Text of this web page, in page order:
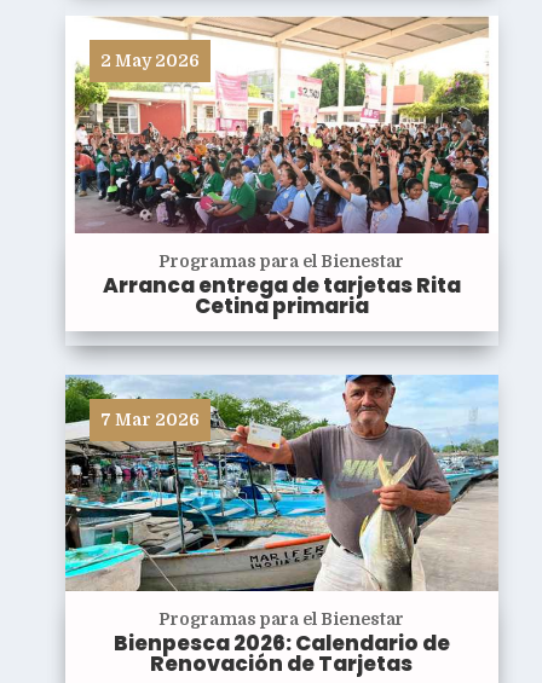
2 May 2026
Programas para el Bienestar
Arranca entrega de tarjetas Rita
Cetina primaria
7 Mar 2026
Programas para el Bienestar
Bienpesca 2026: Calendario de
Renovación de Tarjetas